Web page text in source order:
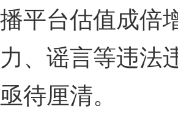
平台估值成倍
、谣言等违法
待厘清。